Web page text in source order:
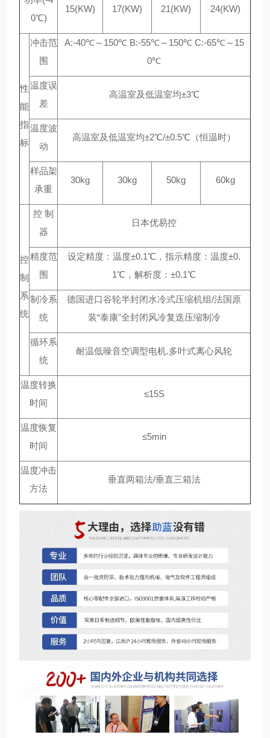
0℃)
15(KW) 17(KW) 21(KW) 24(KW)
性
能
指
标
冲击范
围
A:-40℃～150℃ B:-55℃～150℃ C:-65℃～15
0℃
温度误
差
高温室及低温室均±3℃
温度波
动
高温室及低温室均±2℃/±0.5℃（恒温时）
样品架
承重
30kg 30kg 50kg 60kg
控
制
系
统
控 制
器
日本优易控
精度范
围
设定精度：温度±0.1℃，指示精度：温度±0.
1℃，解析度：±0.1℃
制冷系
统
德国进口谷轮半封闭水冷式压缩机组/法国原
装“泰康"全封闭风冷复迭压缩制冷
循环系
统
耐温低噪音空调型电机.多叶式离心风轮
温度转换
时间
≤15S
温度恢复
时间
≤5min
温度冲击
方法
垂直两箱法/垂直三箱法